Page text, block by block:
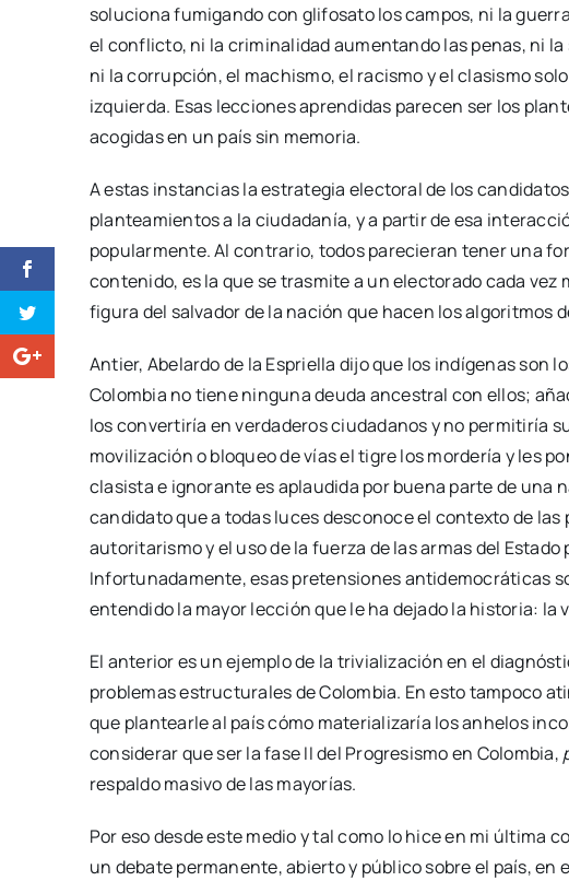
soluciona fumigando con glifosato los campos, ni la
el conflicto, ni la criminalidad aumentando las penas, ni
ni la corrupción, el machismo, el racismo y el clasismo
izquierda. Esas lecciones aprendidas parecen ser los
acogidas en un país sin memoria.
A estas instancias la estrategia electoral de los
planteamientos a la ciudadanía, y a partir de esa
popularmente. Al contrario, todos parecieran tener una
contenido, es la que se trasmite a un electorado cada vez
figura del salvador de la nación que hacen los algoritmos
Antier, Abelardo de la Espriella dijo que los indígenas son
Colombia no tiene ninguna deuda ancestral con ellos;
los convertiría en verdaderos ciudadanos y no permitiría
movilización o bloqueo de vías el tigre los mordería y les
clasista e ignorante es aplaudida por buena parte de una
candidato que a todas luces desconoce el contexto de
autoritarismo y el uso de la fuerza de las armas del
Infortunadamente, esas pretensiones antidemocráticas
entendido la mayor lección que le ha dejado la historia: la
El anterior es un ejemplo de la trivialización en el
problemas estructurales de Colombia. En esto tampoco
que plantearle al país cómo materializaría los anhelos
considerar que ser la fase II del Progresismo en Colombia,
respaldo masivo de las mayorías.
Por eso desde este medio y tal como lo hice en mi última
un debate permanente, abierto y público sobre el país, en